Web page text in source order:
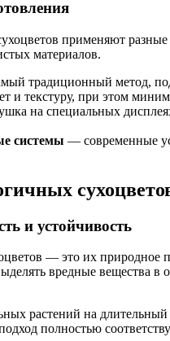
применяют
материалов.
традиционный метод,
и текстуру, при этом
на специальных
системы — современные
и устойчивость
— это их природное
вредные вещества
растений на
полностью